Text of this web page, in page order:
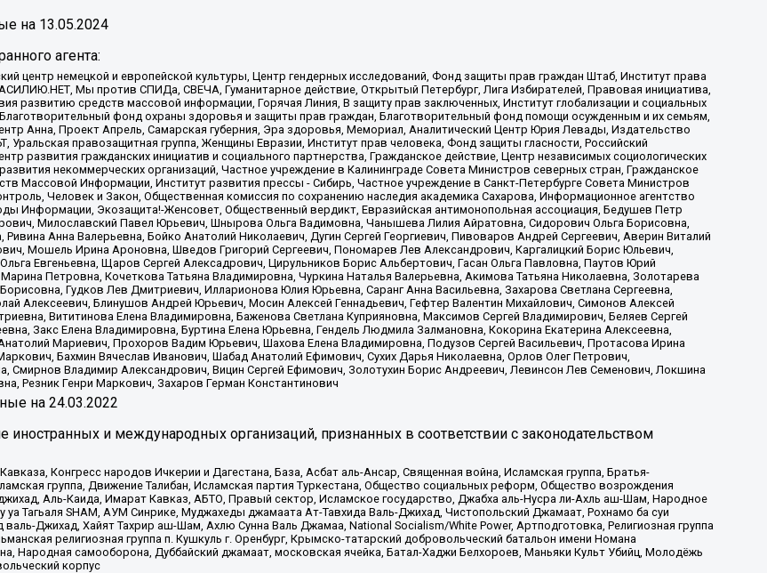
на 13.05.2024
агента:
центр немецкой и европейской культуры, Центр гендерных исследований, Фонд защиты прав граждан Штаб, Институт права
Мы против СПИДа, СВЕЧА, Гуманитарное действие, Открытый Петербург, Лига Избирателей, Правовая инициатива,
развитию средств массовой информации, Горячая Линия, В защиту прав заключенных, Институт глобализации и социальных
фонд охраны здоровья и защиты прав граждан, Благотворительный фонд помощи осужденным и их семьям,
Анна, Проект Апрель, Самарская губерния, Эра здоровья, Мемориал, Аналитический Центр Юрия Левады, Издательство
правозащитная группа, Женщины Евразии, Институт прав человека, Фонд защиты гласности, Российский
развития гражданских инициатив и социального партнерства, Гражданское действие, Центр независимых социологических
некоммерческих организаций, Частное учреждение в Калининграде Совета Министров северных стран, Гражданское
Массовой Информации, Институт развития прессы - Сибирь, Частное учреждение в Санкт-Петербурге Совета Министров
Человек и Закон, Общественная комиссия по сохранению наследия академика Сахарова, Информационное агентство
Информации, Экозащита!-Женсовет, Общественный вердикт, Евразийская антимонопольная ассоциация, Бедушев Петр
Милославский Павел Юрьевич, Шнырова Ольга Вадимовна, Чанышева Лилия Айратовна, Сидорович Ольга Борисовна,
Анна Валерьевна, Бойко Анатолий Николаевич, Дугин Сергей Георгиевич, Пивоваров Андрей Сергеевич, Аверин Виталий
Мошель Ирина Ароновна, Шведов Григорий Сергеевич, Пономарев Лев Александрович, Каргалицкий Борис Юльевич,
Евгеньевна, Щаров Сергей Алексадрович, Цирульников Борис Альбертович, Гасан Ольга Павловна, Паутов Юрий
Петровна, Кочеткова Татьяна Владимировна, Чуркина Наталья Валерьевна, Акимова Татьяна Николаевна, Золотарева
Гудков Лев Дмитриевич, Илларионова Юлия Юрьевна, Саранг Анна Васильевна, Захарова Светлана Сергеевна,
Алексеевич, Блинушов Андрей Юрьевич, Мосин Алексей Геннадьевич, Гефтер Валентин Михайлович, Симонов Алексей
Вититинова Елена Владимировна, Баженова Светлана Куприяновна, Максимов Сергей Владимирович, Беляев Сергей
Закс Елена Владимировна, Буртина Елена Юрьевна, Гендель Людмила Залмановна, Кокорина Екатерина Алексеевна,
Мариевич, Прохоров Вадим Юрьевич, Шахова Елена Владимировна, Подузов Сергей Васильевич, Протасова Ирина
Бахмин Вячеслав Иванович, Шабад Анатолий Ефимович, Сухих Дарья Николаевна, Орлов Олег Петрович,
Смирнов Владимир Александрович, Вицин Сергей Ефимович, Золотухин Борис Андреевич, Левинсон Лев Семенович, Локшина
Резник Генри Маркович, Захаров Герман Константинович
на 24.03.2022
и международных организаций, признанных в соответствии с законодательством
Конгресс народов Ичкерии и Дагестана, База, Асбат аль-Ансар, Священная война, Исламская группа, Братья-
группа, Движение Талибан, Исламская партия Туркестана, Общество социальных реформ, Общество возрождения
Аль-Каида, Имарат Кавказ, АБТО, Правый сектор, Исламское государство, Джабха аль-Нусра ли-Ахль аш-Шам, Народное
Тагьаля SHAM, АУМ Синрике, Муджахеды джамаата Ат-Тавхида Валь-Джихад, Чистопольский Джамаат, Рохнамо ба суи
Джихад, Хайят Тахрир аш-Шам, Ахлю Сунна Валь Джамаа, National Socialism/White Power, Артподготовка, Религиозная группа
религиозная группа п. Кушкуль г. Оренбург, Крымско-татарский добровольческий батальон имени Номана
Народная самооборона, Дуббайский джамаат, московская ячейка, Батал-Хаджи Белхороев, Маньяки Культ Убийц, Молодёжь
корпус